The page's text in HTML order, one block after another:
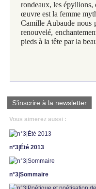
rondeaux, les épyllions,
œuvre est la femme
Camille Aubaude nous
renouvelé,
pieds à la tête par la
S'inscrire à la newsletter
Vous aimerez aussi :
n°3|Été 2013
n°3|Sommaire